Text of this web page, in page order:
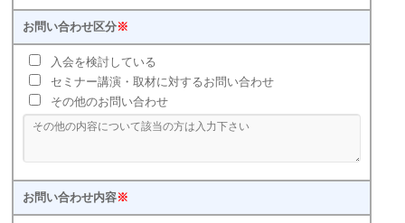
お問い合わせ区分※
入会を検討している
セミナー講演・取材に対するお問い合わせ
その他のお問い合わせ
お問い合わせ内容※